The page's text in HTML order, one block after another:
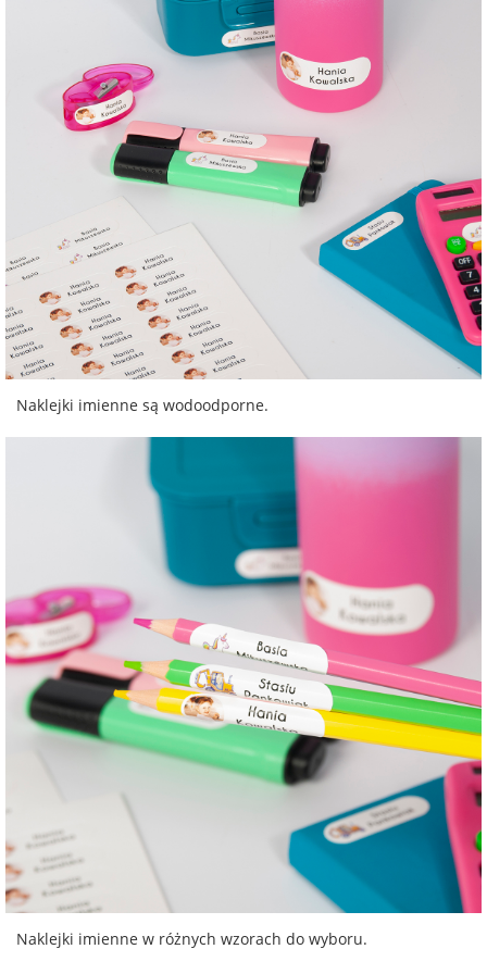
na wieczór
panieński
Naklejki imienne są wodoodporne.
Naklejki imienne w różnych wzorach do wyboru.